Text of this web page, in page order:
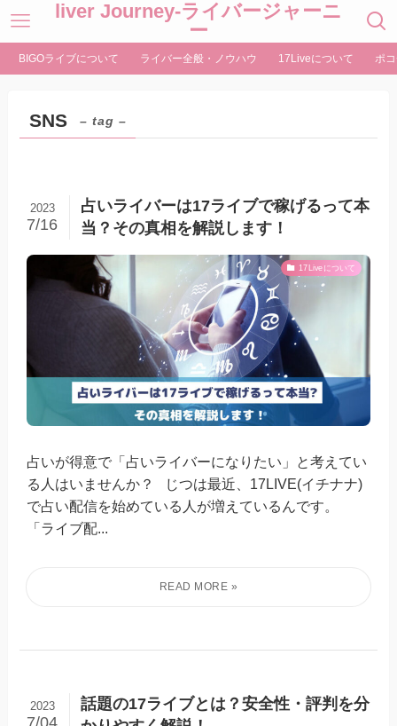
liver Journey-ライバージャーニ
ー
BIGOライブについて ライバー全般・ノウハウ 17Liveについて ポ
SNS – tag –
占いライバーは17ライブで稼げるって本
当？その真相を解説します！
2023
7/16
17Liveについて
占いが得意で「占いライバーになりたい」と考えてい
る人はいませんか？ じつは最近、17LIVE(イチナナ)
で占い配信を始めている人が増えているんです。
「ライブ配...
話題の17ライブとは？安全性・評判を分
2023